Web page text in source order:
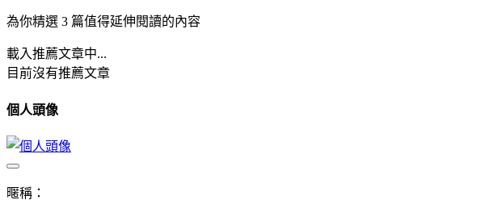
為你精選 3 篇值得延伸閱讀的內容
載入推薦文章中...
目前沒有推薦文章
個人頭像
暱稱：